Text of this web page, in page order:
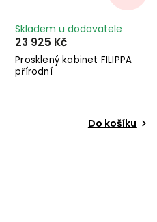
Prosklený kabinet FILIPPA
přírodní
Skladem u dodavatele
23 925 Kč
Do košíku